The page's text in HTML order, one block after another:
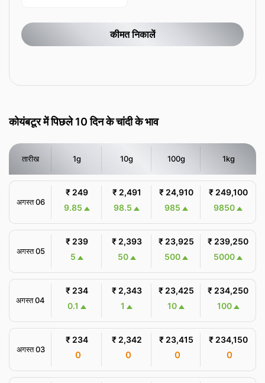
कीमत निकालें
कोयंबटूर में पिछले 10 दिन के चांदी के भाव
तारीख 1g 10g 100g 1kg
अगस्त 06
₹ 249
9.85
₹ 2,491
98.5
₹ 24,910
985
₹ 249,100
9850
अगस्त 05
₹ 239
5
₹ 2,393
50
₹ 23,925
500
₹ 239,250
5000
अगस्त 04
₹ 234
0.1
₹ 2,343
1
₹ 23,425
10
₹ 234,250
100
अगस्त 03
₹ 234
0
₹ 2,342
0
₹ 23,415
0
₹ 234,150
0